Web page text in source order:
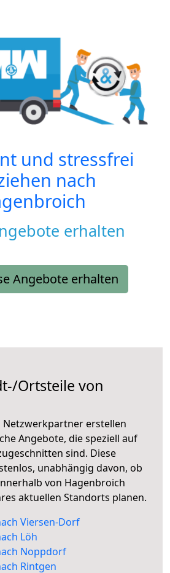
und stressfrei
nach
erhalten
Angebote erhalten
Ortsteile von
erstellen
Angebote, die speziell auf
sind. Diese
unabhängig davon, ob
von Hagenbroich
aktuellen Standorts planen.
Viersen-Dorf
Löh
Noppdorf
Rintgen